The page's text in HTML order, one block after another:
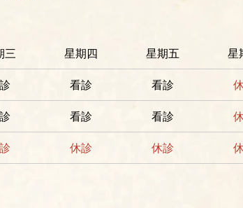
三 星期四 星期五 星
看診 看診
看診 看診
休診 休診